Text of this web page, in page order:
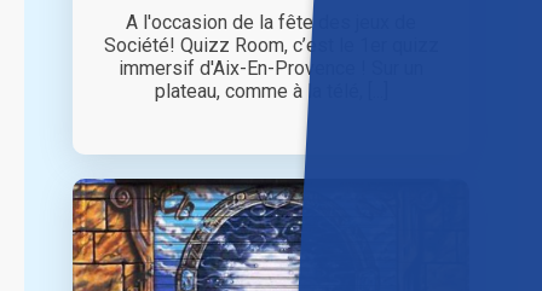
A l'occasion de la fête des jeux de
Société! Quizz Room, c’est le 1er quizz
immersif d'Aix-En-Provence ! Sur un
plateau, comme à la télé, [...]